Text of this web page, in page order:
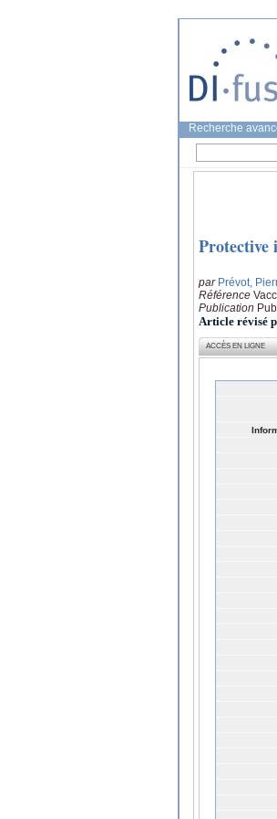
Recherche
Protective
par Prévot,
Référence
Publication
Article révisé
ACCÈS EN LIGNE